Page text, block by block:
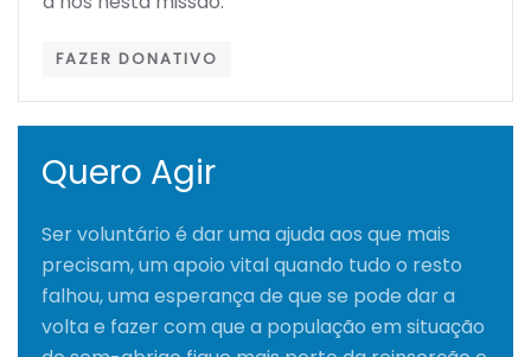
FAZER DONATIVO
Quero Agir
Ser voluntário é dar uma ajuda aos que mais
precisam, um apoio vital quando tudo o resto
falhou, uma esperança de que se pode dar a
volta e fazer com que a população em situação